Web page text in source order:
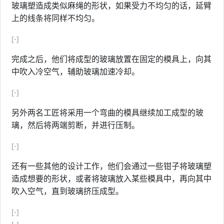
玻璃塑造成类似麻绳的形状，如果受力不均匀的话，延臂
上的线条将同样不均匀。
[-]
完成之后，他们将成型的玻璃放置在固定的模具上，向其
中吹入冷空气，辅助玻璃加速冷却。
[-]
另外两名工匠将采用一个弯曲的模具继续加工成型的玻
璃，然后将两端剪断，并进行压制。
[-]
还有一些其他的设计工作，他们会通过一些钳子将玻璃塑
造成想要的形状，或者将玻璃放入某些模具中，再向其中
吹入空气，直到玻璃挤压成型。
[-]